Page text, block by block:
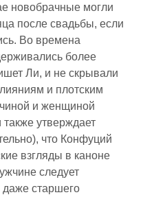
новобрачные могли
после свадьбы, если
Во времена
более
Ли, и не скрывали
и плотским
и женщиной
также утверждает
что Конфуций
взгляды в каноне
следует
старшего